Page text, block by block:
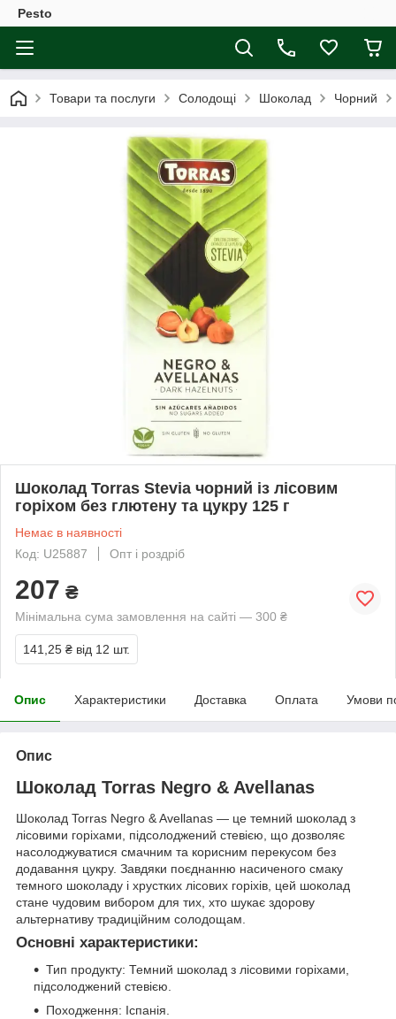
Pesto
Товари та послуги Солодощі Шоколад Чорний
Шоколад Torras Stevia чорний із лісовим
горіхом без глютену та цукру 125 г
Немає в наявності
Код: U25887
Опт і роздріб
207 ₴
Мінімальна сума замовлення на сайті — 300 ₴
141,25 ₴ від 12 шт.
Опис Характеристики Доставка Оплата Умови
Опис
Шоколад Torras Negro & Avellanas
Шоколад Torras Negro & Avellanas — це темний шоколад з
лісовими горіхами, підсолоджений стевією, що дозволяє
насолоджуватися смачним та корисним перекусом без
додавання цукру. Завдяки поєднанню насиченого смаку
темного шоколаду і хрустких лісових горіхів, цей шоколад
стане чудовим вибором для тих, хто шукає здорову
альтернативу традиційним солодощам.
Основні характеристики:
Тип продукту: Темний шоколад з лісовими горіхами,
підсолоджений стевією.
Походження: Іспанія.